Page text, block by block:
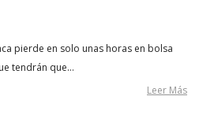
pierde en solo unas horas en bolsa
tendrán que…
Leer Más